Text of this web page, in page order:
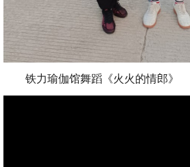
铁力瑜伽馆舞蹈《火火的情郎》